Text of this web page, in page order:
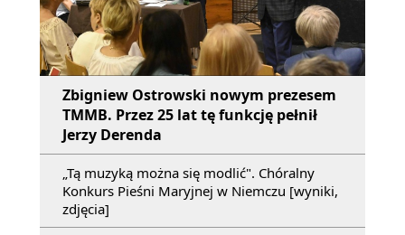
Zbigniew Ostrowski nowym prezesem
TMMB. Przez 25 lat tę funkcję pełnił
Jerzy Derenda
„Tą muzyką można się modlić". Chóralny
Konkurs Pieśni Maryjnej w Niemczu [wyniki,
zdjęcia]